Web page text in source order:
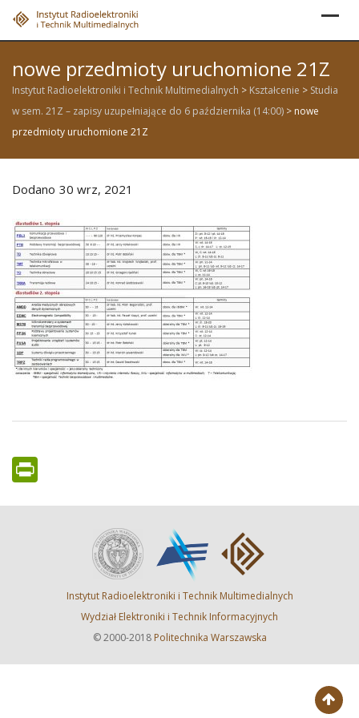
Skip
nowe przedmioty uruchomione 21Z
Instytut Radioelektroniki i Technik Multimedialnych > Kształcenie > Studia
w sem. 21Z – zapisy uzupełniające do 6 października (14:00) > nowe
przedmioty uruchomione 21Z
Dodano 30 wrz, 2021
Instytut Radioelektroniki i Technik Multimedialnych
Wydział Elektroniki i Technik Informacyjnych
© 2000-2018 Politechnika Warszawska